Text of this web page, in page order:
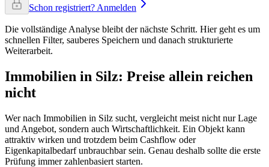
Schon registriert? Anmelden
Die vollständige Analyse bleibt der nächste Schritt. Hier geht es um
schnellen Filter, sauberes Speichern und danach strukturierte
Weiterarbeit.
Immobilien in Silz: Preise allein reichen
nicht
Wer nach Immobilien in Silz sucht, vergleicht meist nicht nur Lage
und Angebot, sondern auch Wirtschaftlichkeit. Ein Objekt kann
attraktiv wirken und trotzdem beim Cashflow oder
Eigenkapitalbedarf unbrauchbar sein. Genau deshalb sollte die erste
Prüfung immer zahlenbasiert starten.